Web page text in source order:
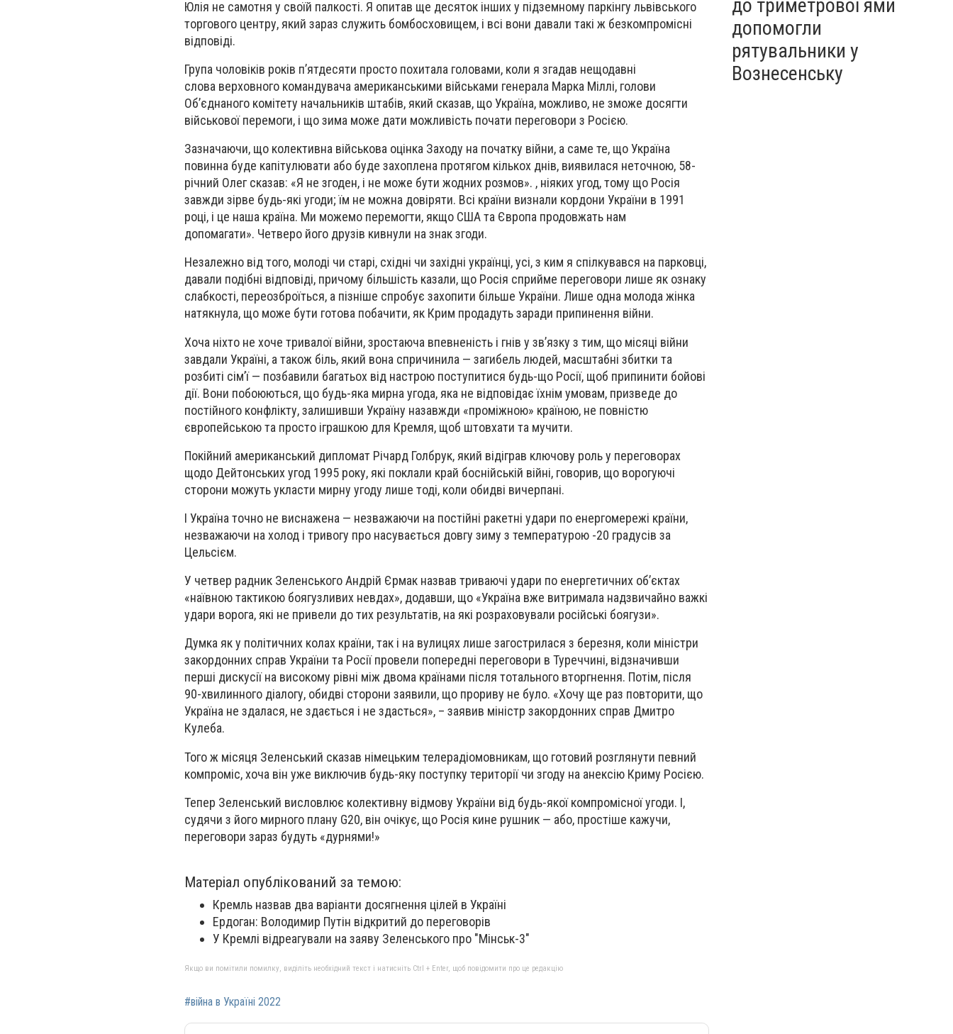
Юлія не самотня у своїй палкості. Я опитав ще десяток інших у підземному паркінгу львівського
торгового центру, який зараз служить бомбосховищем, і всі вони давали такі ж безкомпромісні
відповіді.
Група чоловіків років п’ятдесяти просто похитала головами, коли я згадав нещодавні
слова верховного командувача американськими військами генерала Марка Міллі, голови
Об’єднаного комітету начальників штабів, який сказав, що Україна, можливо, не зможе досягти
військової перемоги, і що зима може дати можливість почати переговори з Росією.
Зазначаючи, що колективна військова оцінка Заходу на початку війни, а саме те, що Україна
повинна буде капітулювати або буде захоплена протягом кількох днів, виявилася неточною, 58-
річний Олег сказав: «Я не згоден, і не може бути жодних розмов». , ніяких угод, тому що Росія
завжди зірве будь-які угоди; їм не можна довіряти. Всі країни визнали кордони України в 1991
році, і це наша країна. Ми можемо перемогти, якщо США та Європа продовжать нам
допомагати». Четверо його друзів кивнули на знак згоди.
Незалежно від того, молоді чи старі, східні чи західні українці, усі, з ким я спілкувався на парковці,
давали подібні відповіді, причому більшість казали, що Росія сприйме переговори лише як ознаку
слабкості, переозброїться, а пізніше спробує захопити більше України. Лише одна молода жінка
натякнула, що може бути готова побачити, як Крим продадуть заради припинення війни.
Хоча ніхто не хоче тривалої війни, зростаюча впевненість і гнів у зв’язку з тим, що місяці війни
завдали Україні, а також біль, який вона спричинила — загибель людей, масштабні збитки та
розбиті сім’ї — позбавили багатьох від настрою поступитися будь-що Росії, щоб припинити бойові
дії. Вони побоюються, що будь-яка мирна угода, яка не відповідає їхнім умовам, призведе до
постійного конфлікту, залишивши Україну назавжди «проміжною» країною, не повністю
європейською та просто іграшкою для Кремля, щоб штовхати та мучити.
Покійний американський дипломат Річард Голбрук, який відіграв ключову роль у переговорах
щодо Дейтонських угод 1995 року, які поклали край боснійській війні, говорив, що ворогуючі
сторони можуть укласти мирну угоду лише тоді, коли обидві вичерпані.
І Україна точно не виснажена — незважаючи на постійні ракетні удари по енергомережі країни,
незважаючи на холод і тривогу про насувається довгу зиму з температурою -20 градусів за
Цельсієм.
У четвер радник Зеленського Андрій Єрмак назвав триваючі удари по енергетичних об’єктах
«наївною тактикою боягузливих невдах», додавши, що «Україна вже витримала надзвичайно важкі
удари ворога, які не привели до тих результатів, на які розраховували російські боягузи».
Думка як у політичних колах країни, так і на вулицях лише загострилася з березня, коли міністри
закордонних справ України та Росії провели попередні переговори в Туреччині, відзначивши
перші дискусії на високому рівні між двома країнами після тотального вторгнення. Потім, після
90-хвилинного діалогу, обидві сторони заявили, що прориву не було. «Хочу ще раз повторити, що
Україна не здалася, не здається і не здасться», – заявив міністр закордонних справ Дмитро
Кулеба.
Того ж місяця Зеленський сказав німецьким телерадіомовникам, що готовий розглянути певний
компроміс, хоча він уже виключив будь-яку поступку території чи згоду на анексію Криму Росією.
Тепер Зеленський висловлює колективну відмову України від будь-якої компромісної угоди. І,
судячи з його мирного плану G20, він очікує, що Росія кине рушник — або, простіше кажучи,
переговори зараз будуть «дурнями!»
Матеріал опублікований за темою:
Кремль назвав два варіанти досягнення цілей в Україні
Ердоган: Володимир Путін відкритий до переговорів
У Кремлі відреагували на заяву Зеленського про "Мінськ-3"
Якщо ви помітили помилку, виділіть необхідний текст і натисніть Ctrl + Enter, щоб повідомити про це редакцію
#війна в Україні 2022
до триметрової ями
допомогли
рятувальники у
Вознесенську